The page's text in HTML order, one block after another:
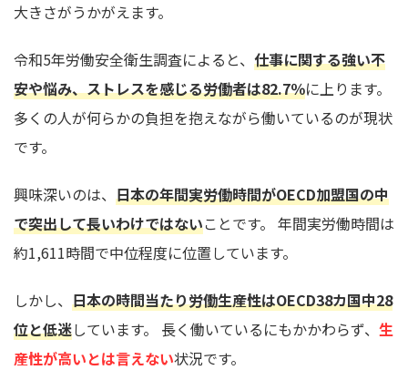
大きさがうかがえます。
令和5年労働安全衛生調査によると、 仕事に関する強い不
安や悩み、ストレスを感じる労働者は82.7％に上ります。
多くの人が何らかの負担を抱えながら働いているのが現状
です。
興味深いのは、 日本の年間実労働時間がOECD加盟国の中
で突出して長いわけではないことです。 年間実労働時間は
約1,611時間で中位程度に位置しています。
しかし、 日本の時間当たり労働生産性はOECD38カ国中28
位と低迷しています。 長く働いているにもかかわらず、 生
産性が高いとは言えない状況です。